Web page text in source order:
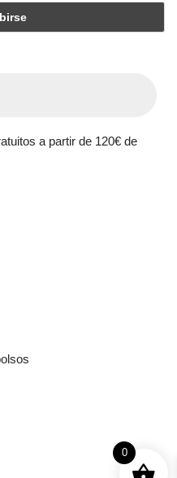
a partir de 120€ de
0